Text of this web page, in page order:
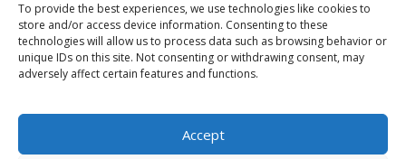
To provide the best experiences, we use technologies like cookies to
store and/or access device information. Consenting to these
technologies will allow us to process data such as browsing behavior or
unique IDs on this site. Not consenting or withdrawing consent, may
adversely affect certain features and functions.
Accept
juli 2015(1)
juni 2015(1)
maj 2015(1)